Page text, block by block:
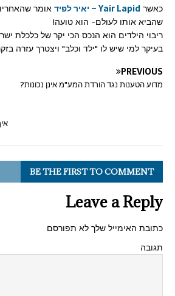
כאשרYair Lapid – יאיר לפיד
אומר
שהביא אותו לעולם- הוא טועה!
ריבוי הילדים הוא הנכס הכי יקר של כלכלת
בעיקר למי שיש לו "ילד וכלב" ויצטרך עזרה
PREVIOUS
מדוע הטענות נגד הורדת המע"מ אינן נכונות?
איך
BE THE FIRST TO COMMENT
Leave a Reply
כתובת האימייל שלך לא תפורסם
תגובה